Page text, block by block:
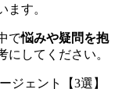
ます。
で悩みや疑問を抱
してください。
ジェント【3選】